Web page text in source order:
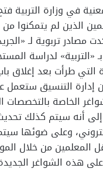
في وزارة التربية
الذين لم يتمكنوا
مصادر تربوية لـ
«التربية» لدراسة
التي طرأت بعد إغلاق
إدارة التنسيق ستعمل
الخاصة بالتخصصات
إلى أنه سيتم كذلك
وعلى ضوئها
المعلمين من خلال
على هذه الشواغر